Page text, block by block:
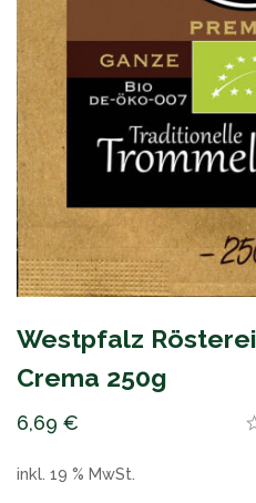
Westpfalz
Crema 250g
6,69 €
inkl. 19 % MwSt.